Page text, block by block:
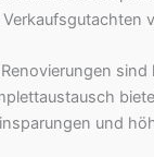
Renovierungen sind
und